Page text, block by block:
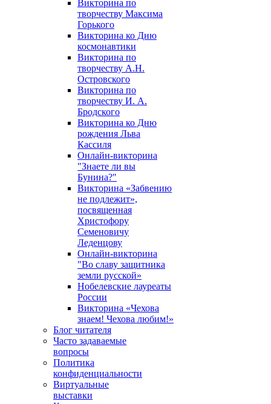
Викторина по
творчеству Максима
Горького
Викторина ко Дню
космонавтики
Викторина по
творчеству А.Н.
Островского
Викторина по
творчеству И. А.
Бродского
Викторина ко Дню
рождения Льва
Кассиля
Онлайн-викторина
"Знаете ли вы
Бунина?"
Викторина «Забвению
не подлежит»,
посвященная
Христофору
Семеновичу
Леденцову
Онлайн-викторина
"Во славу защитника
земли русской»
Нобелевские лауреаты
России
Викторина «Чехова
знаем! Чехова любим!»
Блог читателя
Часто задаваемые
вопросы
Политика
конфиденциальности
Виртуальные
выставки